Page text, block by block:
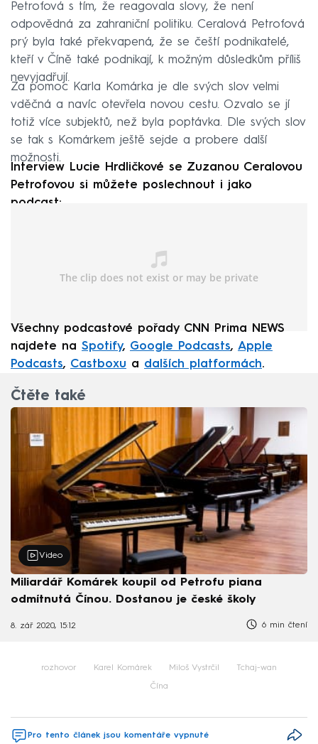
Petrofová s tím, že reagovala slovy, že není
odpovědná za zahraniční politiku. Ceralová Petrofová
prý byla také překvapená, že se čeští podnikatelé,
kteří v Číně také podnikají, k možným důsledkům příliš
nevyjadřují.
Za pomoc Karla Komárka je dle svých slov velmi
vděčná a navíc otevřela novou cestu. Ozvalo se jí
totiž více subjektů, než byla poptávka. Dle svých slov
se tak s Komárkem ještě sejde a probere další
možnosti.
Interview Lucie Hrdličkové se Zuzanou Ceralovou
Petrofovou si můžete poslechnout i jako
podcast:
Všechny podcastové pořady CNN Prima NEWS
najdete na Spotify, Google Podcasts, Apple
Podcasts, Castboxu a dalších platformách.
Čtěte také
Video
Miliardář Komárek koupil od Petrofu piana
odmítnutá Čínou. Dostanou je české školy
8. zář 2020, 15:12 6 min čtení
rozhovor Karel Komárek Miloš Vystrčil Tchaj-wan
Čína
Pro tento článek jsou komentáře vypnuté